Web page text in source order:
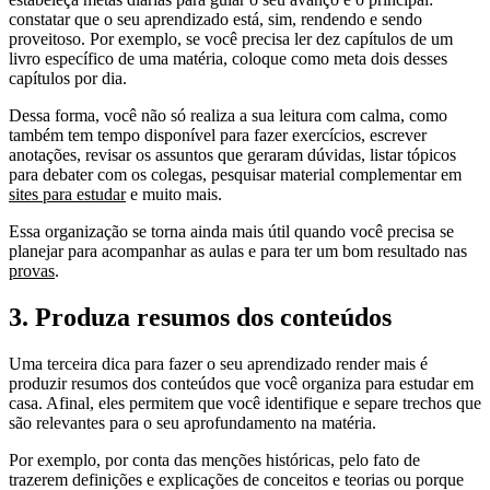
constatar que o seu aprendizado está, sim, rendendo e sendo
proveitoso. Por exemplo, se você precisa ler dez capítulos de um
livro específico de uma matéria, coloque como meta dois desses
capítulos por dia.
Dessa forma, você não só realiza a sua leitura com calma, como
também tem tempo disponível para fazer exercícios, escrever
anotações, revisar os assuntos que geraram dúvidas, listar tópicos
para debater com os colegas, pesquisar material complementar em
sites para estudare muito mais.
Essa organização se torna ainda mais útil quando você precisa se
planejar para acompanhar as aulas e para ter um bom resultado nas
provas.
3. Produza resumos dos conteúdos
Uma terceira dica para fazer o seu aprendizado render mais é
produzir resumos dos conteúdos que você organiza para estudar em
casa. Afinal, eles permitem que você identifique e separe trechos que
são relevantes para o seu aprofundamento na matéria.
Por exemplo, por conta das menções históricas, pelo fato de
trazerem definições e explicações de conceitos e teorias ou porque